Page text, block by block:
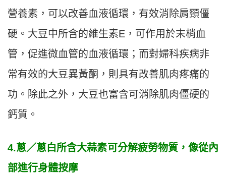
營養素，可以改善血液循環，有效消除肩頸僵
硬。大豆中所含的維生素E，可作用於末梢血
管，促進微血管的血液循環；而對婦科疾病非
常有效的大豆異黃酮，則具有改善肌肉疼痛的
功。除此之外，大豆也富含可消除肌肉僵硬的
鈣質。
4.蔥／蔥白所含大蒜素可分解疲勞物質，像從內
部進行身體按摩